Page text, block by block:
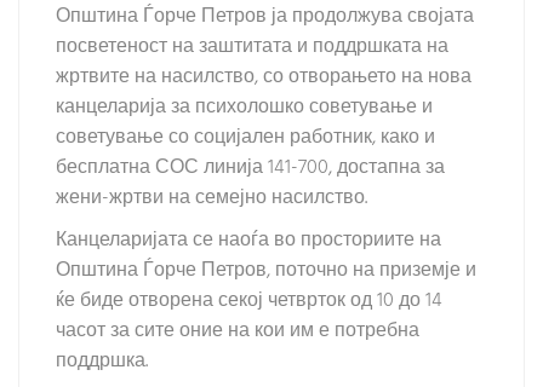
Општина Ѓорче Петров ја продолжува својата
посветеност на заштитата и поддршката на
жртвите на насилство, со отворањето на нова
канцеларија за психолошко советување и
советување со социјален работник, како и
бесплатна СОС линија 141-700, достапна за
жени-жртви на семејно насилство.
Канцеларијата се наоѓа во просториите на
Општина Ѓорче Петров, поточно на приземје и
ќе биде отворена секој четврток од 10 до 14
часот за сите оние на кои им е потребна
поддршка.